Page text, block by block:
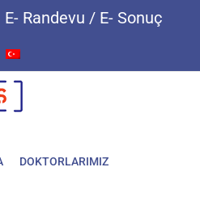
E- Randevu / E- Sonuç
DOKTORLARIMIZ